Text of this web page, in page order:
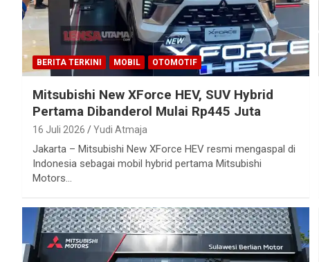
BERITA TERKINI MOBIL OTOMOTIF
Mitsubishi New XForce HEV, SUV Hybrid
Pertama Dibanderol Mulai Rp445 Juta
16 Juli 2026 Yudi Atmaja
Jakarta – Mitsubishi New XForce HEV resmi mengaspal di
Indonesia sebagai mobil hybrid pertama Mitsubishi
Motors…